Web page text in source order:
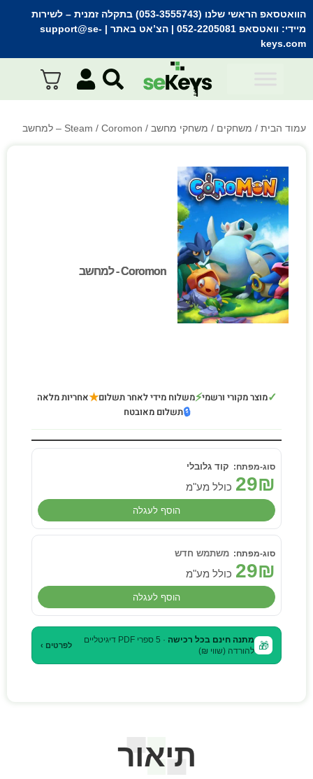
הוואטסאפ הראשי שלנו (053-3555743) בתקלה זמנית
– לשירות
מיידי: וואטסאפ 052-2205081 | הצ’אט באתר | support@se-
keys.com
עמוד הבית / משחקים / משחקי מחשב /
Steam / Coromon – למחשב
Coromon - למחשב
Coromon - למחשב
✓מוצר מקורי ורשמי⚡משלוח מידי לאחר תשלום★אחריות מלאה
🔒תשלום מאובטח
קוד גלובלי
29₪ כולל מע"מ
הוסף לעגלה
משתמש חדש
29₪ כולל מע"מ
הוסף לעגלה
🎁 מתנה חינם בכל רכישה
· 5 ספרי PDF דיגיטליים
להורדה (שווי ₪)
לפרטים ›
תיאור